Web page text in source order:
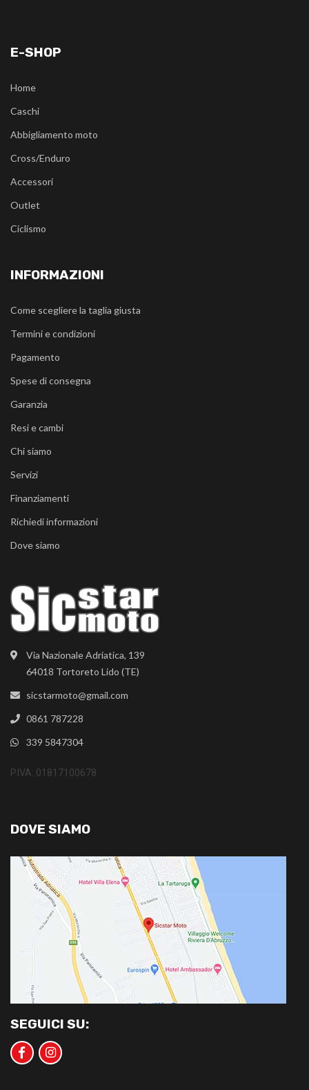
Via Nazionale Adriatica, 139
64018 Tortoreto Lido (TE)
sicstarmoto@gmail.com
0861 787228
339 5847304
P.IVA: 01817100678
E-SHOP
Home
Caschi
Abbigliamento moto
Cross/Enduro
Accessori
Outlet
Ciclismo
INFORMAZIONI
Come scegliere la taglia giusta
Termini e condizioni
Pagamento
Spese di consegna
Garanzia
Resi e cambi
Chi siamo
Servizi
Finanziamenti
Richiedi informazioni
Dove siamo
DOVE SIAMO
SEGUICI SU: